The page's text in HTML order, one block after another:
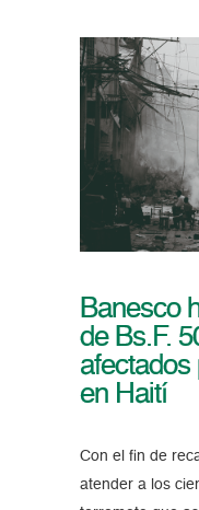
Banesco
de Bs.F.
afectados
en Haití
Con el fin de
atender a los